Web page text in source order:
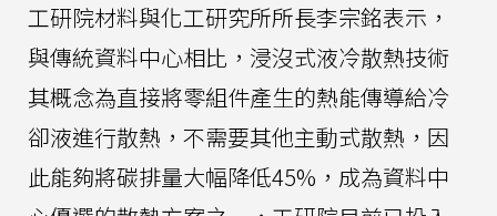
工研院材料與化工研究所所長李宗銘表示，
與傳統資料中心相比，浸沒式液冷散熱技術
其概念為直接將零組件產生的熱能傳導給冷
卻液進行散熱，不需要其他主動式散熱，因
此能夠將碳排量大幅降低45%，成為資料中